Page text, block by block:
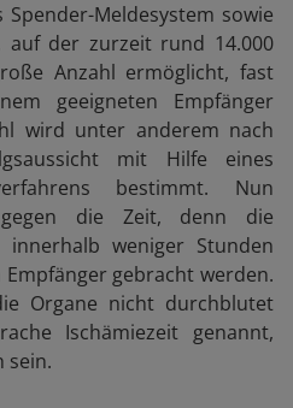
Meldesystem sowie
auf der zurzeit rund 14.000
Anzahl ermöglicht, fast
geeigneten Empfänger
wird unter anderem nach
mit Hilfe eines
bestimmt. Nun
die Zeit, denn die
innerhalb weniger Stunden
gebracht werden.
Organe nicht durchblutet
Ischämiezeit genannt,
sein.